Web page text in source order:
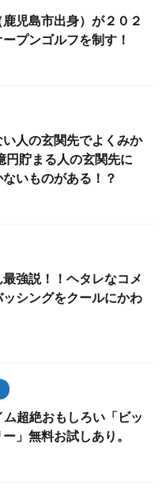
児島市出身）が２０２
プンゴルフを制す！
人の玄関先でよくみか
円貯まる人の玄関先に
いものがある！？
強説！！ヘタレなコメ
シングをクールにかわ
超絶おもしろい「ビッ
」無料お試しあり。